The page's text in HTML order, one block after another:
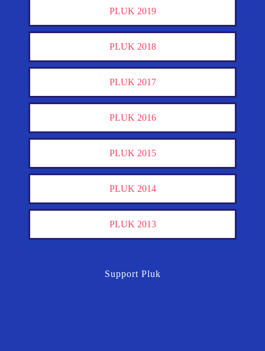
PLUK 2019
PLUK 2018
PLUK 2017
PLUK 2016
PLUK 2015
PLUK 2014
PLUK 2013
Support Pluk